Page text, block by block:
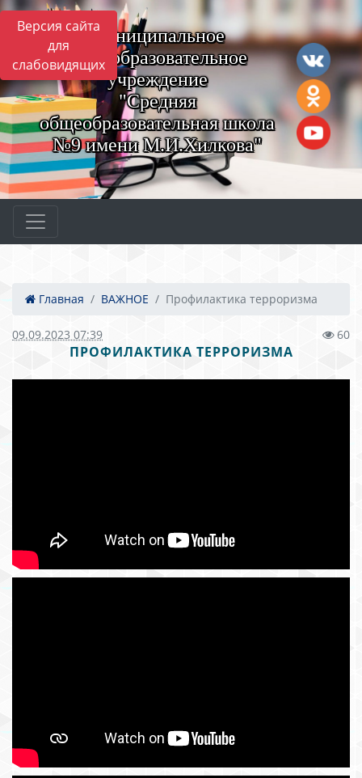
Версия сайта
для
слабовидящих
Муниципальное
общеобразовательное
учреждение
"Средняя
общеобразовательная школа
№9 имени М.И.Хилкова"
Главная ВАЖНОЕ Профилактика терроризма
09.09.2023 07:39 60
ПРОФИЛАКТИКА ТЕРРОРИЗМА